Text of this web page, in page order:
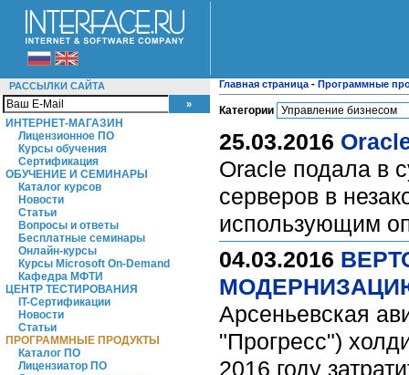
РАССЫЛКИ САЙТА
ИНТЕРНЕТ-МАГАЗИН
Лицензионное ПО
Курсы обучения
Сертификация
ОБУЧЕНИЕ И СЕМИНАРЫ
Каталог курсов
Новости
Статьи
Вопросы и ответы
Бесплатные семинары
Онлайн-курсы
Курсы Microsoft On-Demand
Кафедра МФТИ
ЦЕНТР ТЕСТИРОВАНИЯ
IT-Сертификации
Новости
Статьи
ПРОГРАММНЫЕ ПРОДУКТЫ
Каталог ПО
Лицензиатор ПО
Главная страница - Программные
Категории
25.03.2016
Oracle подала в
серверов в
использующим
04.03.2016
Арсеньевская
"Прогресс")
2016 году